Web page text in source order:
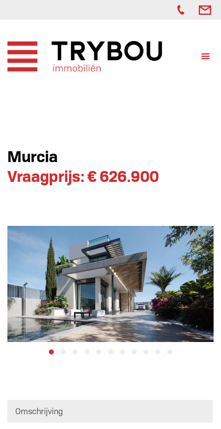
Murcia
Vraagprijs: € 626.900
Omschrijving